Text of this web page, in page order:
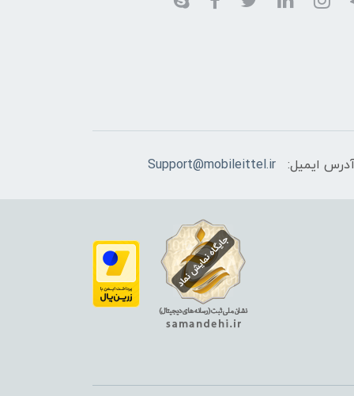
ایمیل: Support@mobileittel.ir